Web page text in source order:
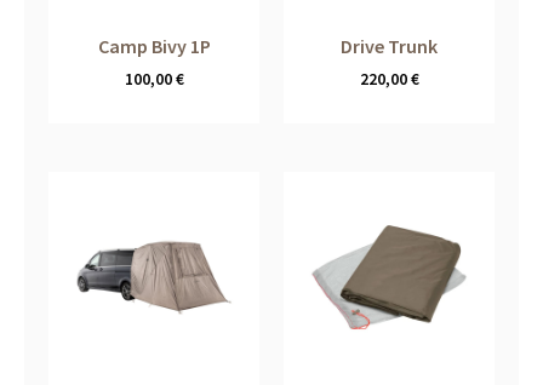
Camp Bivy 1P
100,00€
Drive Trunk
220,00€